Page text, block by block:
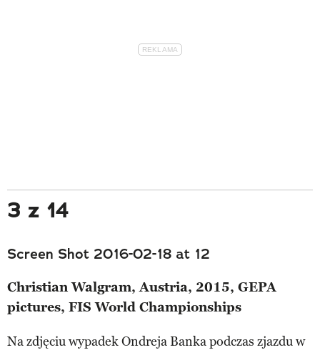
3 z 14
Screen Shot 2016-02-18 at 12
Christian Walgram, Austria, 2015, GEPA
pictures, FIS World Championships
Na zdjęciu wypadek Ondreja Banka podczas zjazdu w